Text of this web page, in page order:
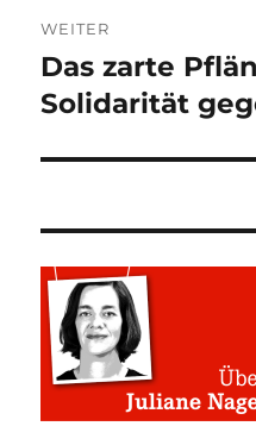
WEITER
Nächster
Beitrag:
Das zarte
Solidarität